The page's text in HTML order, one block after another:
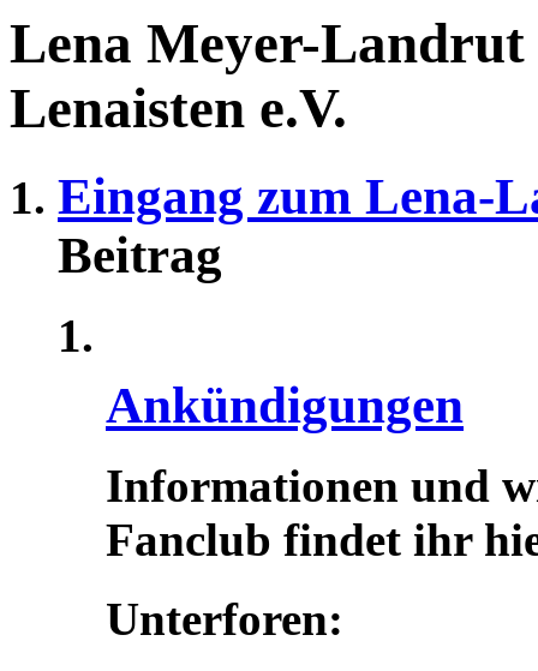
Lena Meyer-
Lenaisten e.V.
Eingang zum Lena-
Beitrag
Ankündigungen
Informationen und
Fanclub findet ihr
Unterforen: